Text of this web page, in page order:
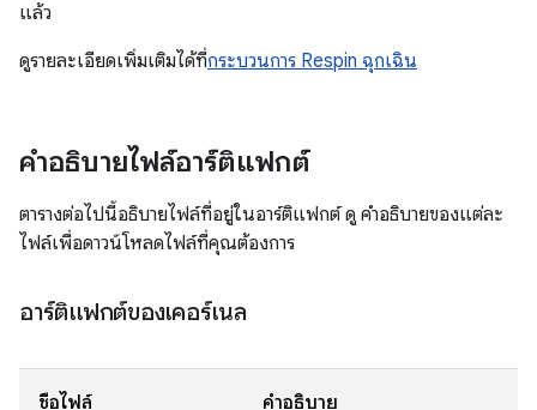
แล้ว
ดูรายละเอียดเพิ่มเติมได้ที่กระบวนการ Respin ฉุกเฉิน
คำอธิบายไฟล์อาร์ติแฟกต์
ตารางต่อไปนี้อธิบายไฟล์ที่อยู่ในอาร์ติแฟกต์ ดู คำอธิบายของแต่ละ
ไฟล์เพื่อดาวน์โหลดไฟล์ที่คุณต้องการ
อาร์ติแฟกต์ของเคอร์เนล
ชื่อไฟล์ คำอธิบาย